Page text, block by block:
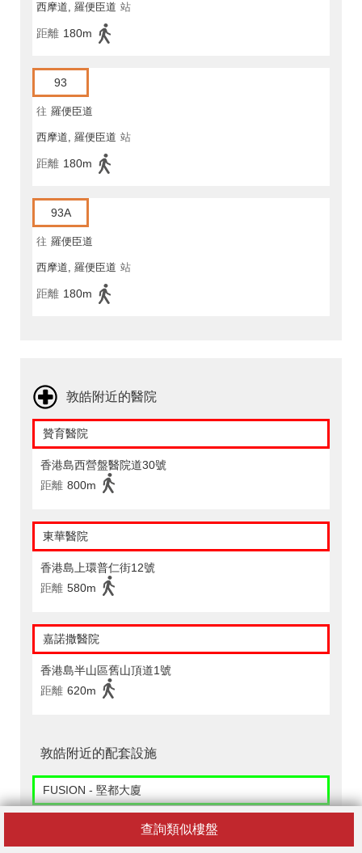
查詢類似樓盤
西摩道, 羅便臣道 站
距離 180m
93
往 羅便臣道
西摩道, 羅便臣道 站
距離 180m
93A
往 羅便臣道
西摩道, 羅便臣道 站
距離 180m
敦皓附近的醫院
贊育醫院
香港島西營盤醫院道30號
距離 800m
東華醫院
香港島上環普仁街12號
距離 580m
嘉諾撒醫院
香港島半山區舊山頂道1號
距離 620m
敦皓附近的配套設施
FUSION - 堅都大廈
香港上環堅道80-88號堅都大廈地下a,b,c號鋪